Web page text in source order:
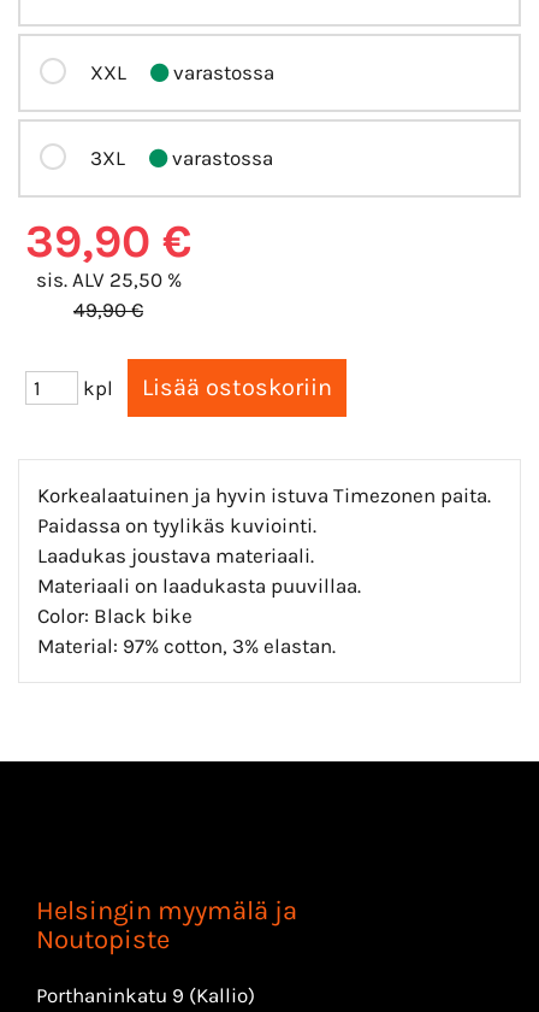
XXL varastossa
3XL varastossa
39,90 €
sis. ALV 25,50 %
49,90 €
kpl
Korkealaatuinen ja hyvin istuva Timezonen paita.
Paidassa on tyylikäs kuviointi.
Laadukas joustava materiaali.
Materiaali on laadukasta puuvillaa.
Color: Black bike
Material: 97% cotton, 3% elastan.
Helsingin myymälä ja
Noutopiste
Porthaninkatu 9 (Kallio)